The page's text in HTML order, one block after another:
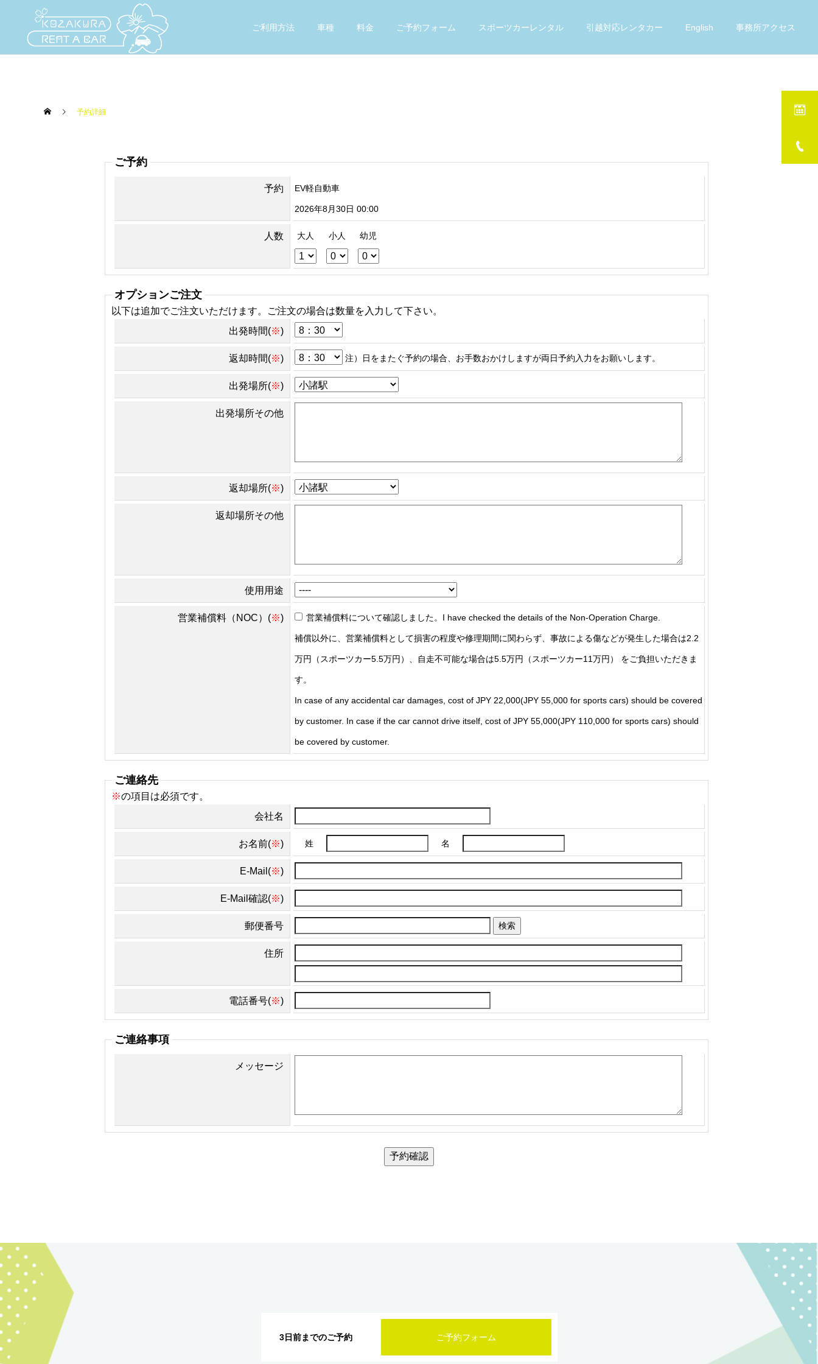
ご利用方法 車種 料金 ご予約フォーム スポーツカーレンタル 引越対応レンタカー English 事務所アクセス
予約詳細
ご予約
予約 EV軽自動車
2026年8月30日 00:00
人数 大人 小人 幼児
オプションご注文
以下は追加でご注文いただけます。ご注文の場合は数量を入力して下さい。
出発時間(※)
返却時間(※) 注）日をまたぐ予約の場合、お手数おかけしますが両日予約入力をお願いします。
出発場所(※)
出発場所その他
返却場所(※)
返却場所その他
使用用途
営業補償料（NOC）(※) 営業補償料について確認しました。I have checked the details of the Non-Operation Charge.
補償以外に、営業補償料として損害の程度や修理期間に関わらず、事故による傷などが発生した場合は2.2
万円（スポーツカー5.5万円）、自走不可能な場合は5.5万円（スポーツカー11万円） をご負担いただきま
す。
In case of any accidental car damages, cost of JPY 22,000(JPY 55,000 for sports cars) should be covered
by customer. In case if the car cannot drive itself, cost of JPY 55,000(JPY 110,000 for sports cars) should
be covered by customer.
ご連絡先
※の項目は必須です。
会社名
お名前(※) 姓 名
E-Mail(※)
E-Mail確認(※)
郵便番号 検索
住所
電話番号(※)
ご連絡事項
メッセージ
予約確認
3日前までのご予約 ご予約フォーム